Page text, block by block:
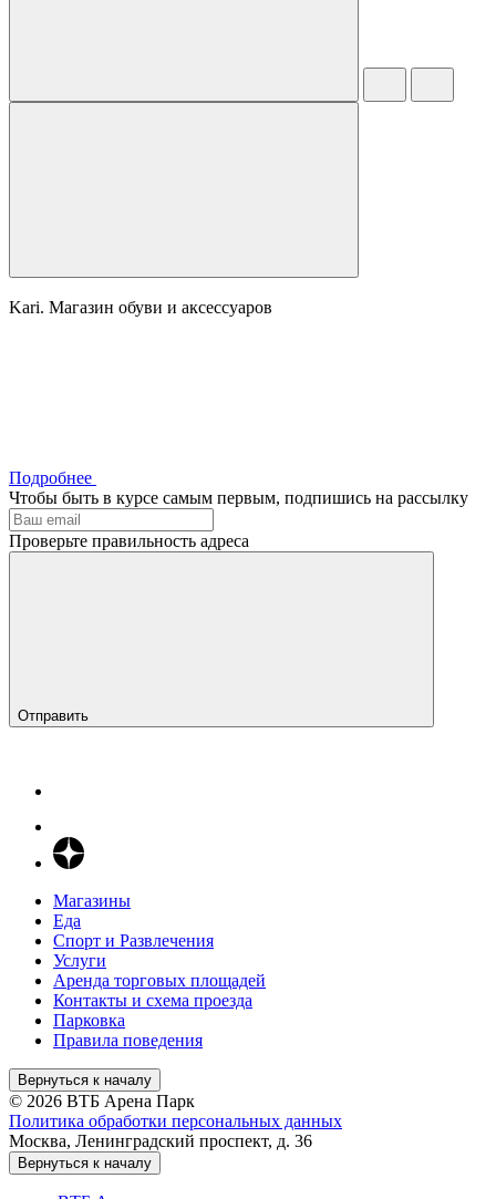
Kari. Магазин обуви и аксессуаров
Подробнее
Чтобы быть в курсе самым первым, подпишись на рассылку
Проверьте правильность адреса
Отправить
Магазины
Еда
Спорт и Развлечения
Услуги
Аренда торговых площадей
Контакты и схема проезда
Парковка
Правила поведения
Вернуться к началу
© 2026 ВТБ Арена Парк
Политика обработки персональных данных
Москва, Ленинградский проспект, д. 36
Вернуться к началу